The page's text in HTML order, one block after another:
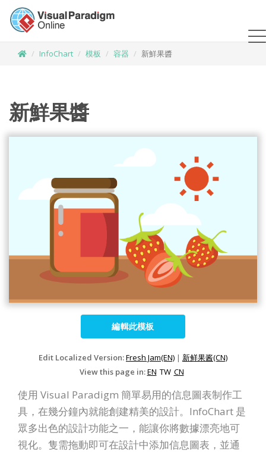
InfoChart 模板 容器 新鮮果醬
新鮮果醬
編輯此模板
Edit Localized Version:Fresh Jam(EN) | 新鲜果酱(CN)
View this page in:EN TW CN
使用 Visual Paradigm 簡單易用的信息圖表制作工
具，在幾分鐘內就能創建精美的設計。InfoChart 是
眾多出色的設計功能之一，能讓你將數據漂亮地可
視化。隻需拖動即可在設計中添加信息圖表，並通